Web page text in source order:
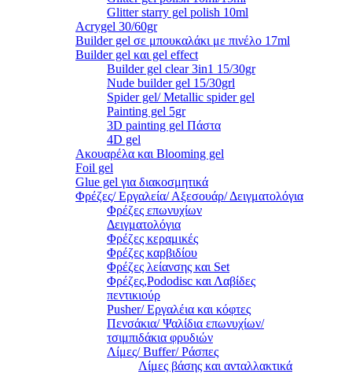
Glitter starry gel polish 10ml
Acrygel 30/60gr
Builder gel σε μπουκαλάκι με πινέλο 17ml
Builder gel και gel effect
Builder gel clear 3in1 15/30gr
Nude builder gel 15/30grl
Spider gel/ Metallic spider gel
Painting gel 5gr
3D painting gel Πάστα
4D gel
Ακουαρέλα και Blooming gel
Foil gel
Glue gel για διακοσμητικά
Φρέζες/ Εργαλεία/ Αξεσουάρ/ Δειγματολόγια
Φρέζες επωνυχίων
Δειγματολόγια
Φρέζες κεραμικές
Φρέζες καρβιδίου
Φρέζες λείανσης και Set
Φρέζες,Pododisc και Λαβίδες
πεντικιούρ
Pusher/ Εργαλέια και κόφτες
Πενσάκια/ Ψαλίδια επωνυχίων/
τσιμπιδάκια φρυδιών
Λίμες/ Buffer/ Ράσπες
Λίμες βάσης και ανταλλακτικά